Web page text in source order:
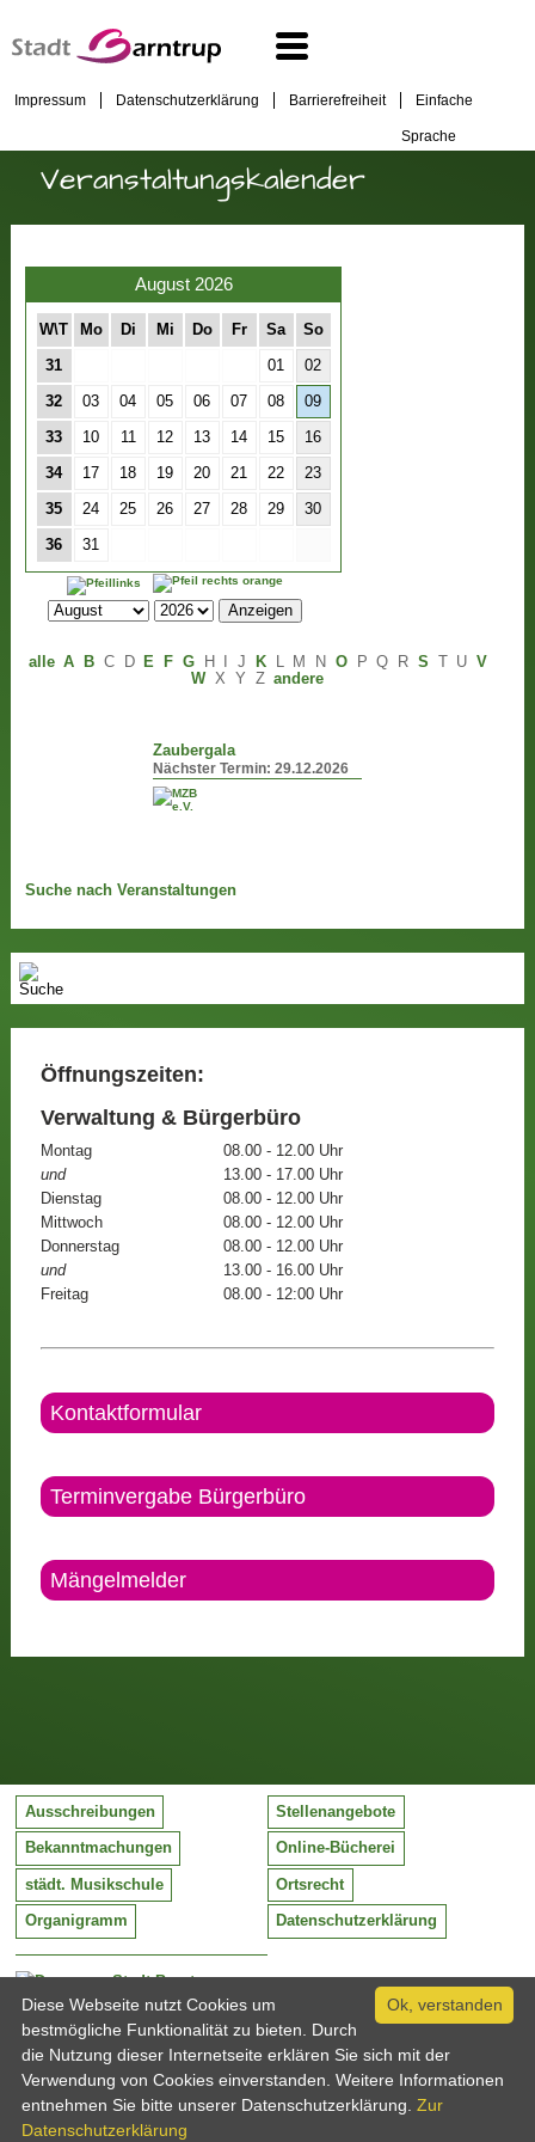
Impressum Datenschutzerklärung Barrierefreiheit Einfache
Sprache
Veranstaltungskalender
August 2026
W\T Mo Di Mi Do Fr Sa So
31 01 02
32 03 04 05 06 07 08 09
33 10 11 12 13 14 15 16
34 17 18 19 20 21 22 23
35 24 25 26 27 28 29 30
36 31
alle A B C D E F G H J K L M N O P Q R S U V
W X Y Z andere
Zaubergala
Nächster Termin:29.12.2026
Suche nach Veranstaltungen
Öffnungszeiten:
Verwaltung & Bürgerbüro
Montag
08.00 - 12.00 Uhr
und
13.00 - 17.00 Uhr
Dienstag
08.00 - 12.00 Uhr
Mittwoch
08.00 - 12.00 Uhr
Donnerstag
08.00 - 12.00 Uhr
und
13.00 - 16.00 Uhr
Freitag
08.00 - 12:00 Uhr
Kontaktformular
Terminvergabe Bürgerbüro
Mängelmelder
Stadt Barntrup
Mittelstraße 38
32683 Barntrup
Tel:
Email:
05263 / 409-0
info@barntrup.de
Ausschreibungen Stellenangebote
Bekanntmachungen Online-Bücherei
städt. Musikschule Ortsrecht
Organigramm Datenschutzerklärung
Ok, verstanden
Diese Webseite nutzt Cookies um
bestmögliche Funktionalität zu bieten. Durch
die Nutzung dieser Internetseite erklären Sie sich mit der
Verwendung von Cookies einverstanden. Weitere Informationen
entnehmen Sie bitte unserer Datenschutzerklärung. Zur
Datenschutzerklärung